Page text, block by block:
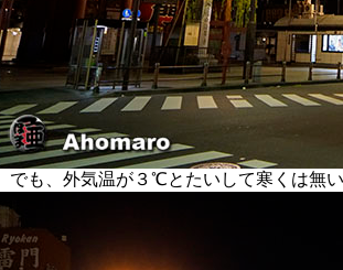
でも、外気温が３℃とたいして寒くは無